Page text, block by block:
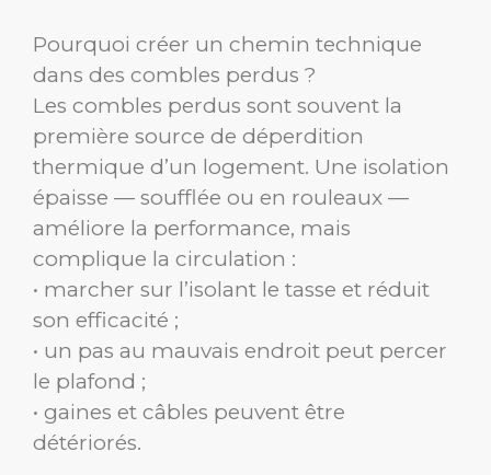
Pourquoi créer un chemin technique
dans des combles perdus ?
Les combles perdus sont souvent la
première source de déperdition
thermique d’un logement. Une isolation
épaisse — soufflée ou en rouleaux —
améliore la performance, mais
complique la circulation :
• marcher sur l’isolant le tasse et réduit
son efficacité ;
• un pas au mauvais endroit peut percer
le plafond ;
• gaines et câbles peuvent être
détériorés.